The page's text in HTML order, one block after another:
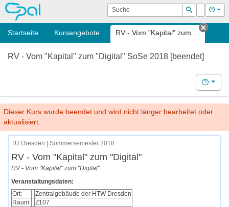
OPAL Suche
Suchen
Login Hilfe
Startseite Kursangebote RV - Vom "Kapital" zum...
Tab
RV - Vom "Kapital" zum "Digital" SoSe 2018 [beendet]
Hilfe
Dieser Kurs wurde beendet und wird nicht länger bearbeitet oder
aktualisiert.
TU Dresden | Sommersemester 2018
RV - Vom "Kapital" zum "Digital"
RV - Vom "Kapital" zum "Digital"
Veranstaltungsdaten:
Ort:
Zentralgebäude der HTW Dresden
Raum:
Z107